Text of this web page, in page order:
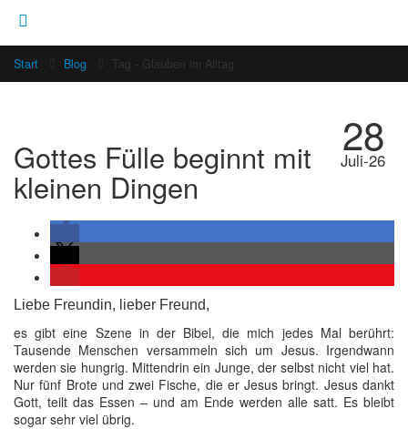
Start Blog Tag - Glauben im Alltag
28
Juli-26
Gottes Fülle beginnt mit
kleinen Dingen
Liebe Freundin, lieber Freund,
es gibt eine Szene in der Bibel, die mich jedes Mal berührt:
Tausende Menschen versammeln sich um Jesus. Irgendwann
werden sie hungrig. Mittendrin ein Junge, der selbst nicht viel hat.
Nur fünf Brote und zwei Fische, die er Jesus bringt. Jesus dankt
Gott, teilt das Essen – und am Ende werden alle satt. Es bleibt
sogar sehr viel übrig.